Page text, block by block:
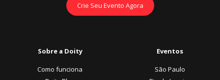
Crie Seu Evento Agora
Sobre a Doity
Como funciona
Eventos
São Paulo